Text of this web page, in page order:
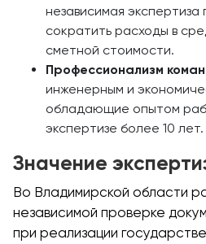
независимая экспертиза
сократить расходы в
сметной стоимости.
Профессионализм
инженерным и
обладающие опытом
экспертизе более 10 лет.
Значение
Во Владимирской области
независимой проверке
при реализации